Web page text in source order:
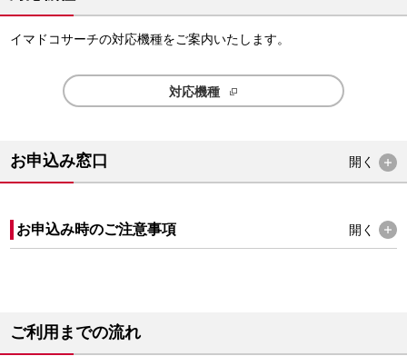
イマドコサーチの対応機種をご案内いたします。
対応機種
お申込み窓口 開く
お申込み時のご注意事項 開く
ご利用までの流れ